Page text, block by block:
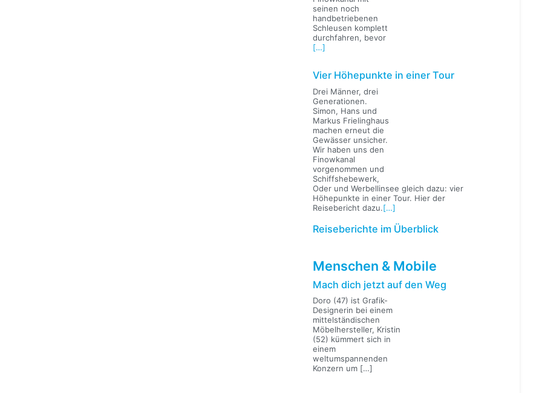
seinen noch
handbetriebenen
Schleusen komplett
durchfahren, bevor
[…]
Vier Höhepunkte in einer Tour
Drei Männer, drei
Generationen.
Simon, Hans und
Markus Frielinghaus
machen erneut die
Gewässer unsicher.
Wir haben uns den
Finowkanal
vorgenommen und
Schiffshebewerk,
Oder und Werbellinsee gleich dazu: vier
Höhepunkte in einer Tour. Hier der
Reisebericht dazu.[…]
Reiseberichte im Überblick
Menschen & Mobile
Mach dich jetzt auf den Weg
Doro (47) ist Grafik-
Designerin bei einem
mittelständischen
Möbelhersteller, Kristin
(52) kümmert sich in
einem
weltumspannenden
Konzern um […]